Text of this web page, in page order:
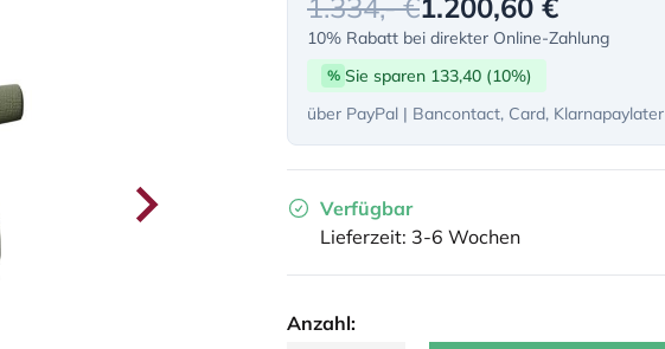
1.334,- €1.200,60 €
10% Rabatt bei direkter Online-Zahlung
% Sie sparen 133,40 (10%)
über PayPal | Bancontact, Card, Klarnapaylater
Verfügbar
Lieferzeit: 3-6 Wochen
Anzahl: